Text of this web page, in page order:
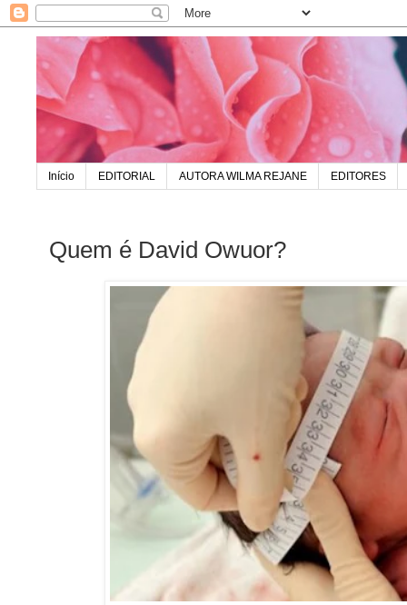
Início EDITORIAL AUTORA WILMA REJANE EDITORES
Quem é David Owuor?